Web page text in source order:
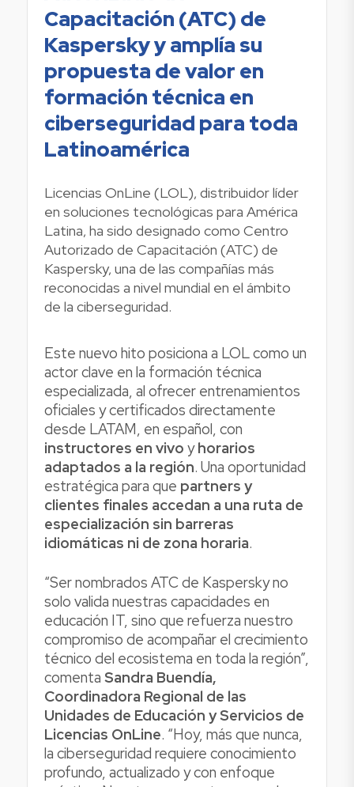
Capacitación (ATC) de
Kaspersky y amplía su
propuesta de valor en
formación técnica en
ciberseguridad para toda
Latinoamérica
Licencias OnLine (LOL), distribuidor líder
en soluciones tecnológicas para América
Latina, ha sido designado como Centro
Autorizado de Capacitación (ATC) de
Kaspersky, una de las compañías más
reconocidas a nivel mundial en el ámbito
de la ciberseguridad.
Este nuevo hito posiciona a LOL como un
actor clave en la formación técnica
especializada, al ofrecer entrenamientos
oficiales y certificados directamente
desde LATAM, en español, con
instructores en vivo yhorarios
adaptados a la región. Una oportunidad
estratégica para que partners y
clientes finales accedan a una ruta de
especialización sin barreras
idiomáticas ni de zona horaria.
“Ser nombrados ATC de Kaspersky no
solo valida nuestras capacidades en
educación IT, sino que refuerza nuestro
compromiso de acompañar el crecimiento
técnico del ecosistema en toda la región”,
comentaSandra Buendía,
Coordinadora Regional de las
Unidades de Educación y Servicios de
Licencias OnLine. “Hoy, más que nunca,
la ciberseguridad requiere conocimiento
profundo, actualizado y con enfoque